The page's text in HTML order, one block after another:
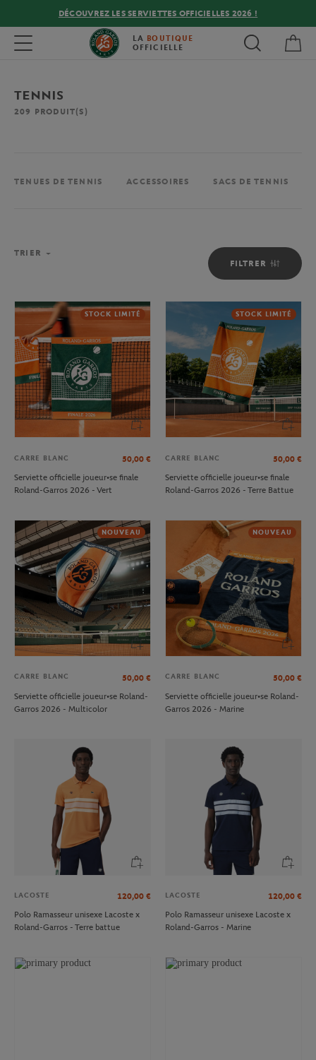
DÉCOUVREZ LES SERVIETTES OFFICIELLES 2026 !
Toggle navigation LA BOUTIQUE
OFFICIELLE
TENNIS
209 PRODUIT(S)
TENUES DE TENNIS ACCESSOIRES SACS DE TENNIS
FILTRER
TRIER
STOCK LIMITÉ
CARRE BLANC 50,00 €
Serviette officielle joueur•se finale
Roland-Garros 2026 - Vert
STOCK LIMITÉ
CARRE BLANC 50,00 €
Serviette officielle joueur•se finale
Roland-Garros 2026 - Terre Battue
NOUVEAU
CARRE BLANC 50,00 €
Serviette officielle joueur•se Roland-
Garros 2026 - Multicolor
NOUVEAU
CARRE BLANC 50,00 €
Serviette officielle joueur•se Roland-
Garros 2026 - Marine
LACOSTE 120,00 €
Polo Ramasseur unisexe Lacoste x
Roland-Garros - Terre battue
LACOSTE 120,00 €
Polo Ramasseur unisexe Lacoste x
Roland-Garros - Marine